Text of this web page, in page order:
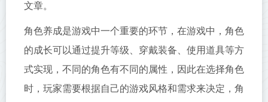
文章。
角色养成是游戏中一个重要的环节，在游戏中，角色
的成长可以通过提升等级、穿戴装备、使用道具等方
式实现，不同的角色有不同的属性，因此在选择角色
时，玩家需要根据自己的游戏风格和需求来决定，角